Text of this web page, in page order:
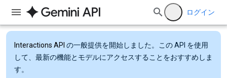
ログイン
Interactions API の一般提供を開始しました。この API を使用
して、最新の機能とモデルにアクセスすることをおすすめしま
す。